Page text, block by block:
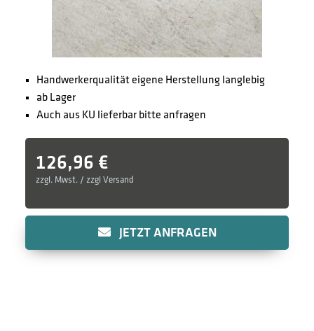
Handwerkerqualität eigene Herstellung langlebig
ab Lager
Auch aus KU lieferbar bitte anfragen
126,96 €
zzgl. Mwst. / zzgl Versand
JETZT ANFRAGEN